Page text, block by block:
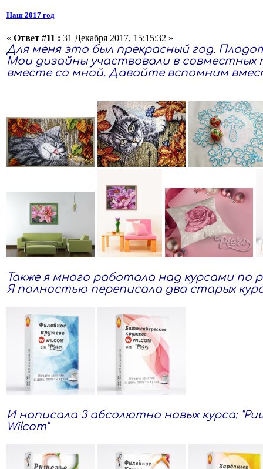
Наш 2017 год
« Ответ #11 : 31 Декабря 2017, 15:15:32 »
Для меня это был прекрасный год.
Мои дизайны участвовали в совместных
вместе со мной. Давайте вспомним
Также я много работала над курсами
Я полностью переписала два старых
И написала 3 абсолютно новых курса:
Wilcom"